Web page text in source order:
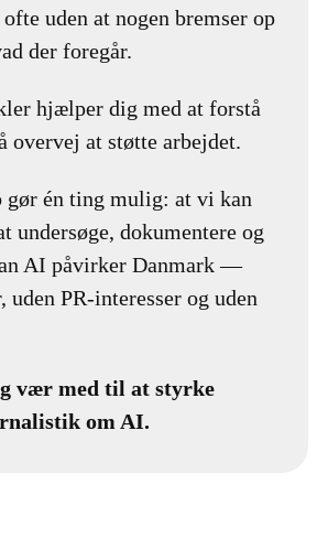
uden at nogen bremser op
der foregår.
hjælper dig med at forstå
overvej at støtte arbejdet.
gør én ting mulig: at vi kan
undersøge, dokumentere og
AI påvirker Danmark —
uden PR-interesser og uden
vær med til at styrke
om AI.